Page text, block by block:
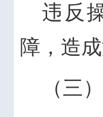
违反
障，造
（三